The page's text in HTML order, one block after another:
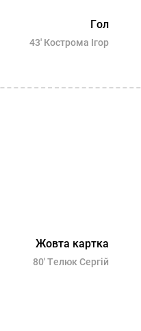
Гол
43' Кострома Ігор
Жовта картка
80'Телюк Сергій